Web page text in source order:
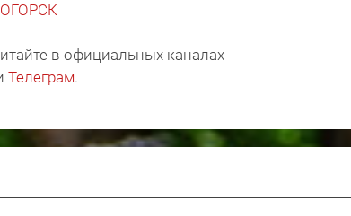
в официальных каналах
Телеграм.